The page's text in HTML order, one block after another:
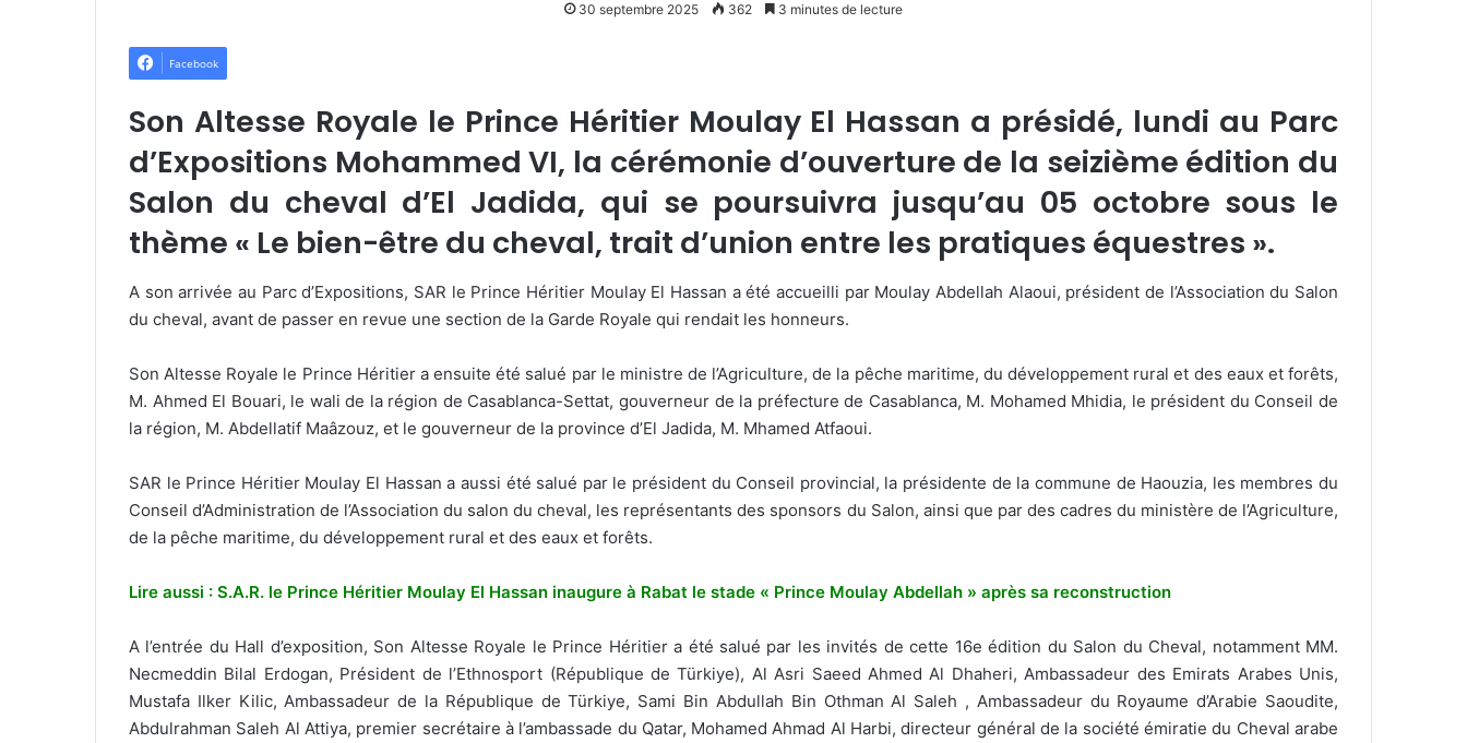
30 septembre 2025 362 3 minutes de lecture
Facebook
Son Altesse Royale le Prince Héritier Moulay El Hassan a présidé, lundi au Parc
d’Expositions Mohammed VI, la cérémonie d’ouverture de la seizième édition du
Salon du cheval d’El Jadida, qui se poursuivra jusqu’au 05 octobre sous le
thème « Le bien-être du cheval, trait d’union entre les pratiques équestres ».
A son arrivée au Parc d’Expositions, SAR le Prince Héritier Moulay El Hassan a été accueilli par Moulay Abdellah Alaoui, président de l’Association du Salon
du cheval, avant de passer en revue une section de la Garde Royale qui rendait les honneurs.
Son Altesse Royale le Prince Héritier a ensuite été salué par le ministre de l’Agriculture, de la pêche maritime, du développement rural et des eaux et forêts,
M. Ahmed El Bouari, le wali de la région de Casablanca-Settat, gouverneur de la préfecture de Casablanca, M. Mohamed Mhidia, le président du Conseil de
la région, M. Abdellatif Maâzouz, et le gouverneur de la province d’El Jadida, M. Mhamed Atfaoui.
SAR le Prince Héritier Moulay El Hassan a aussi été salué par le président du Conseil provincial, la présidente de la commune de Haouzia, les membres du
Conseil d’Administration de l’Association du salon du cheval, les représentants des sponsors du Salon, ainsi que par des cadres du ministère de l’Agriculture,
de la pêche maritime, du développement rural et des eaux et forêts.
Lire aussi : S.A.R. le Prince Héritier Moulay El Hassan inaugure à Rabat le stade « Prince Moulay Abdellah » après sa reconstruction
A l’entrée du Hall d’exposition, Son Altesse Royale le Prince Héritier a été salué par les invités de cette 16e édition du Salon du Cheval, notamment MM.
Necmeddin Bilal Erdogan, Président de l’Ethnosport (République de Türkiye), Al Asri Saeed Ahmed Al Dhaheri, Ambassadeur des Emirats Arabes Unis,
Mustafa Ilker Kilic, Ambassadeur de la République de Türkiye, Sami Bin Abdullah Bin Othman Al Saleh , Ambassadeur du Royaume d’Arabie Saoudite,
Abdulrahman Saleh Al Attiya, premier secrétaire à l’ambassade du Qatar, Mohamed Ahmad Al Harbi, directeur général de la société émiratie du Cheval arabe